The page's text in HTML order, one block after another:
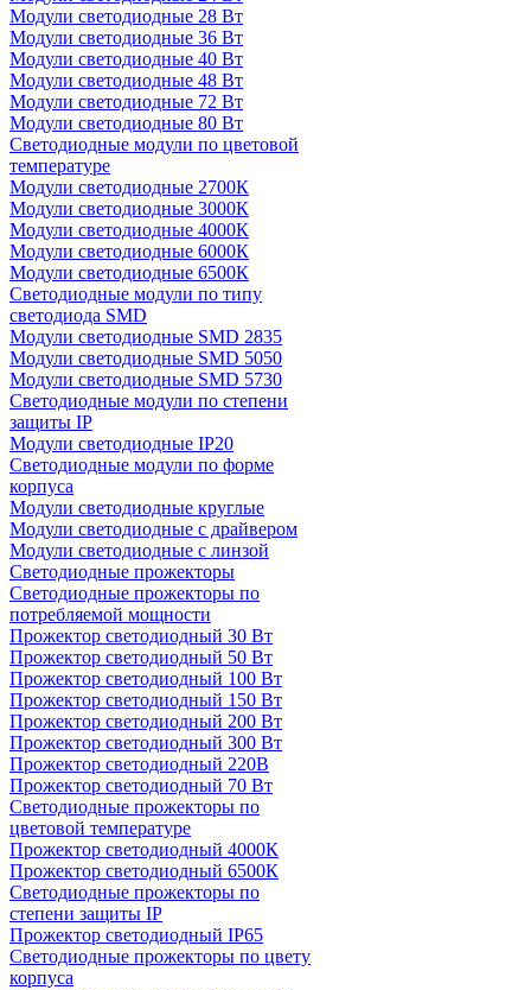
Модули светодиодные 28 Вт
Модули светодиодные 36 Вт
Модули светодиодные 40 Вт
Модули светодиодные 48 Вт
Модули светодиодные 72 Вт
Модули светодиодные 80 Вт
Светодиодные модули по цветовой
температуре
Модули светодиодные 2700К
Модули светодиодные 3000К
Модули светодиодные 4000К
Модули светодиодные 6000К
Модули светодиодные 6500К
Светодиодные модули по типу
светодиода SMD
Модули светодиодные SMD 2835
Модули светодиодные SMD 5050
Модули светодиодные SMD 5730
Светодиодные модули по степени
защиты IP
Модули светодиодные IP20
Светодиодные модули по форме
корпуса
Модули светодиодные круглые
Модули светодиодные с драйвером
Модули светодиодные с линзой
Светодиодные прожекторы
Светодиодные прожекторы по
потребляемой мощности
Прожектор светодиодный 30 Вт
Прожектор светодиодный 50 Вт
Прожектор светодиодный 100 Вт
Прожектор светодиодный 150 Вт
Прожектор светодиодный 200 Вт
Прожектор светодиодный 300 Вт
Прожектор светодиодный 220В
Прожектор светодиодный 70 Вт
Светодиодные прожекторы по
цветовой температуре
Прожектор светодиодный 4000К
Прожектор светодиодный 6500К
Светодиодные прожекторы по
степени защиты IP
Прожектор светодиодный IP65
Светодиодные прожекторы по цвету
корпуса